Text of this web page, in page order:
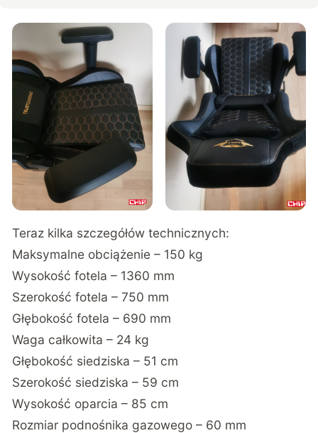
Teraz kilka szczegółów technicznych:
Maksymalne obciążenie – 150 kg
Wysokość fotela – 1360 mm
Szerokość fotela – 750 mm
Głębokość fotela – 690 mm
Waga całkowita – 24 kg
Głębokość siedziska – 51 cm
Szerokość siedziska – 59 cm
Wysokość oparcia – 85 cm
Rozmiar podnośnika gazowego – 60 mm